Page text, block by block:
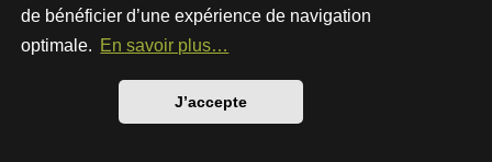
de bénéficier d’une expérience de navigation
optimale. En savoir plus…
J’accepte
Développé parphpBB® Forum Software © phpBB Limited
Style par
Traduction française officielle